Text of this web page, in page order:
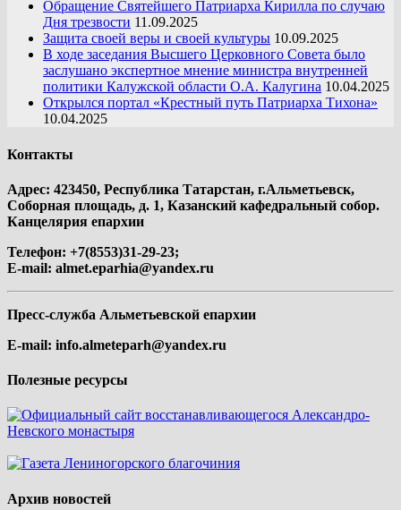
Обращение Святейшего Патриарха Кирилла по случаю
Дня трезвости 11.09.2025
Защита своей веры и своей культуры 10.09.2025
В ходе заседания Высшего Церковного Совета было
заслушано экспертное мнение министра внутренней
политики Калужской области О.А. Калугина 10.04.2025
Открылся портал «Крестный путь Патриарха Тихона»
10.04.2025
Контакты
Адрес: 423450, Республика Татарстан, г.Альметьевск,
Соборная площадь, д. 1, Казанский кафедральный собор.
Канцелярия епархии
Телефон: +7(8553)31-29-23;
E-mail: almet.eparhia@yandex.ru
Пресс-служба Альметьевской епархии
E-mail: info.almeteparh@yandex.ru
Полезные ресурсы
Архив новостей